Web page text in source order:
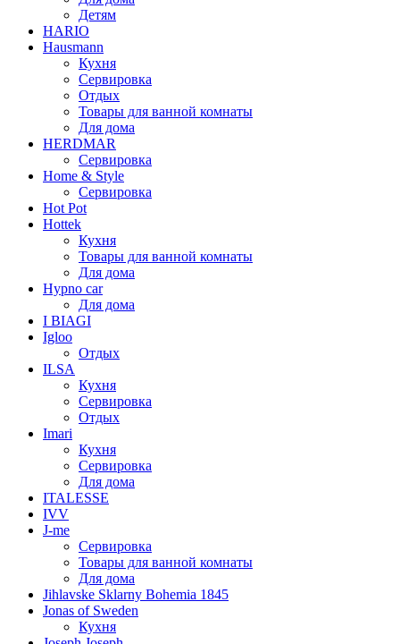
Детям
HARIO
Hausmann
Кухня
Сервировка
Отдых
Товары для ванной комнаты
Для дома
HERDMAR
Сервировка
Home & Style
Сервировка
Hot Pot
Hottek
Кухня
Товары для ванной комнаты
Для дома
Hypno car
Для дома
I BIAGI
Igloo
Отдых
ILSA
Кухня
Сервировка
Отдых
Imari
Кухня
Сервировка
Для дома
ITALESSE
IVV
J-me
Сервировка
Товары для ванной комнаты
Для дома
Jihlavske Sklarny Bohemia 1845
Jonas of Sweden
Кухня